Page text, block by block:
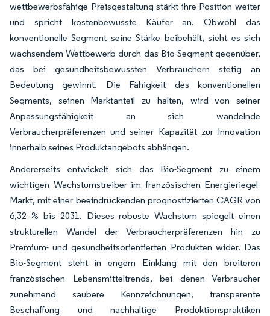
wettbewerbsfähige Preisgestaltung stärkt ihre Position weiter
und spricht kostenbewusste Käufer an. Obwohl das
konventionelle Segment seine Stärke beibehält, sieht es sich
wachsendem Wettbewerb durch das Bio-Segment gegenüber,
das bei gesundheitsbewussten Verbrauchern stetig an
Bedeutung gewinnt. Die Fähigkeit des konventionellen
Segments, seinen Marktanteil zu halten, wird von seiner
Anpassungsfähigkeit an sich wandelnde
Verbraucherpräferenzen und seiner Kapazität zur Innovation
innerhalb seines Produktangebots abhängen.
Andererseits entwickelt sich das Bio-Segment zu einem
wichtigen Wachstumstreiber im französischen Energieriegel-
Markt, mit einer beeindruckenden prognostizierten CAGR von
6,32 % bis 2031. Dieses robuste Wachstum spiegelt einen
strukturellen Wandel der Verbraucherpräferenzen hin zu
Premium- und gesundheitsorientierten Produkten wider. Das
Bio-Segment steht in engem Einklang mit den breiteren
französischen Lebensmitteltrends, bei denen Verbraucher
zunehmend saubere Kennzeichnungen, transparente
Beschaffung und nachhaltige Produktionspraktiken